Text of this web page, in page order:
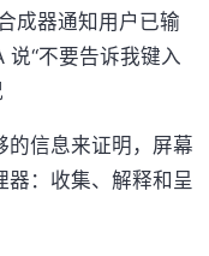
成器通知用户已输
说“不要告诉我键入
的信息来证明，屏幕
器：收集、解释和呈